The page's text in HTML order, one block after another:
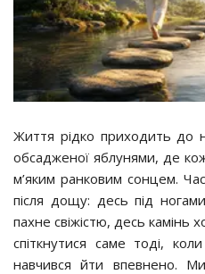
Життя рідко приходить до
обсадженої яблунями, де
м’яким ранковим сонцем.
після дощу: десь під
пахне свіжістю, десь камінь
спіткнутися саме тоді,
навчився йти впевнено.